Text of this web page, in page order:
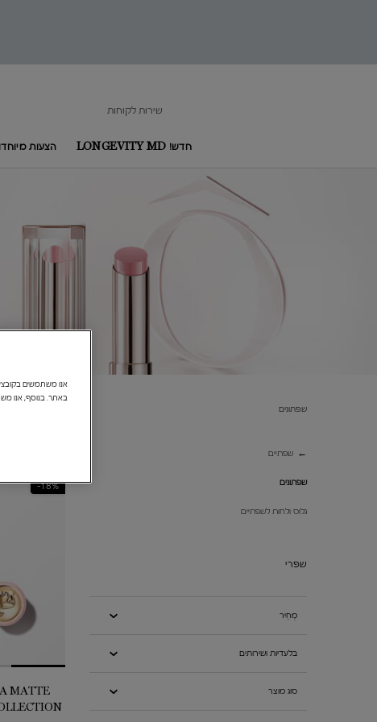
שירות לקוחות
חדש! LONGEVITY MD הצעות
שפתונים
שפתיים
שפתונים
גלוס ולחות לשפתיים
שפרי
מְחִיר
בלעדיות ושירותים
סוג מוצר
18%-
MATTE
באתר. בנוסף, אנו